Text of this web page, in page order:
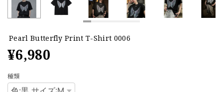
Pearl Butterfly Print T-Shirt 0006
¥6,980
種類